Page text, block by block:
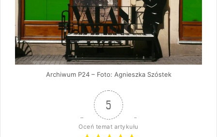
Archiwum P24 – Foto: Agnieszka Szóstek
5
Oceń temat artykułu